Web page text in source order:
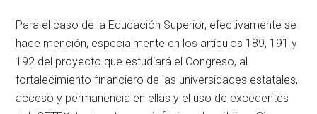
Para el caso de la Educación Superior, efectivamente se
hace mención, especialmente en los artículos 189, 191 y
192 del proyecto que estudiará el Congreso, al
fortalecimiento financiero de las universidades estatales,
acceso y permanencia en ellas y el uso de excedentes